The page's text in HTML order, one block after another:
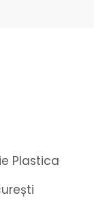
Plastica